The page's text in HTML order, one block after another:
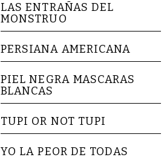
LAS ENTRAÑAS DEL
MONSTRUO
PERSIANA AMERICANA
PIEL NEGRA MASCARAS
BLANCAS
TUPI OR NOT TUPI
YO LA PEOR DE TODAS